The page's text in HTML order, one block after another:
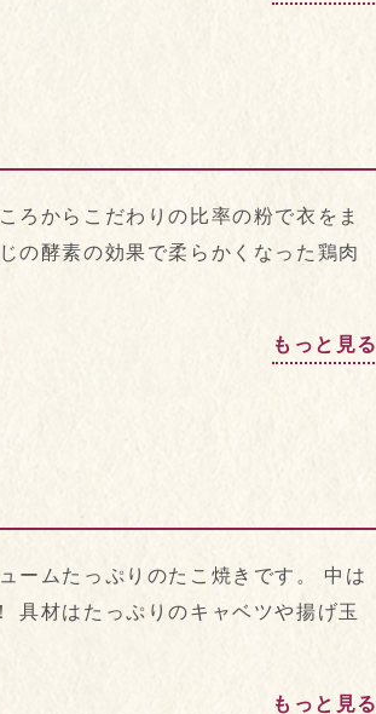
ろからこだわりの比率の粉で衣をま
の酵素の効果で柔らかくなった鶏肉
もっと見る
ームたっぷりのたこ焼きです。 中は
具材はたっぷりのキャベツや揚げ玉
もっと見る